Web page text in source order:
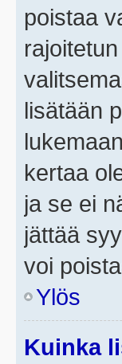
poistaa
lisätään
kertaa
ja se ei
jättää
voi
Ylös
Kuinka